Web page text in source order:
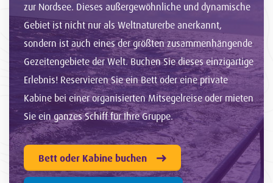
zur Nordsee. Dieses außergewöhnliche und dynamische
Gebiet ist nicht nur als Weltnaturerbe anerkannt,
sondern ist auch eines der größten zusammenhängende
Gezeitengebiete der Welt. Buchen Sie dieses einzigartige
Erlebnis! Reservieren Sie ein Bett oder eine private
Kabine bei einer organisierten Mitsegelreise oder mieten
Sie ein ganzes Schiff für Ihre Gruppe.
Bett oder Kabine buchen